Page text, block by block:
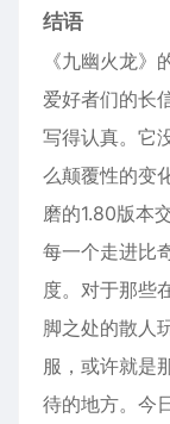
结语
《九幽火龙
爱好者们的长
写得认真。它
么颠覆性的变
磨的1.80版本
每一个走进比
度。对于那些
脚之处的散人
服，或许就是
待的地方。今